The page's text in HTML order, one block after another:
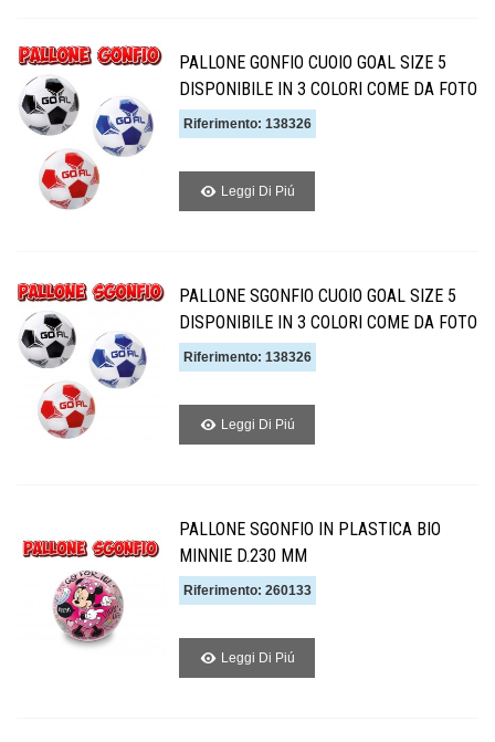
PALLONE GONFIO CUOIO GOAL SIZE 5
DISPONIBILE IN 3 COLORI COME DA FOTO
Riferimento: 138326
Leggi Di Piú
PALLONE SGONFIO CUOIO GOAL SIZE 5
DISPONIBILE IN 3 COLORI COME DA FOTO
Riferimento: 138326
Leggi Di Piú
PALLONE SGONFIO IN PLASTICA BIO
MINNIE D.230 MM
Riferimento: 260133
Leggi Di Piú